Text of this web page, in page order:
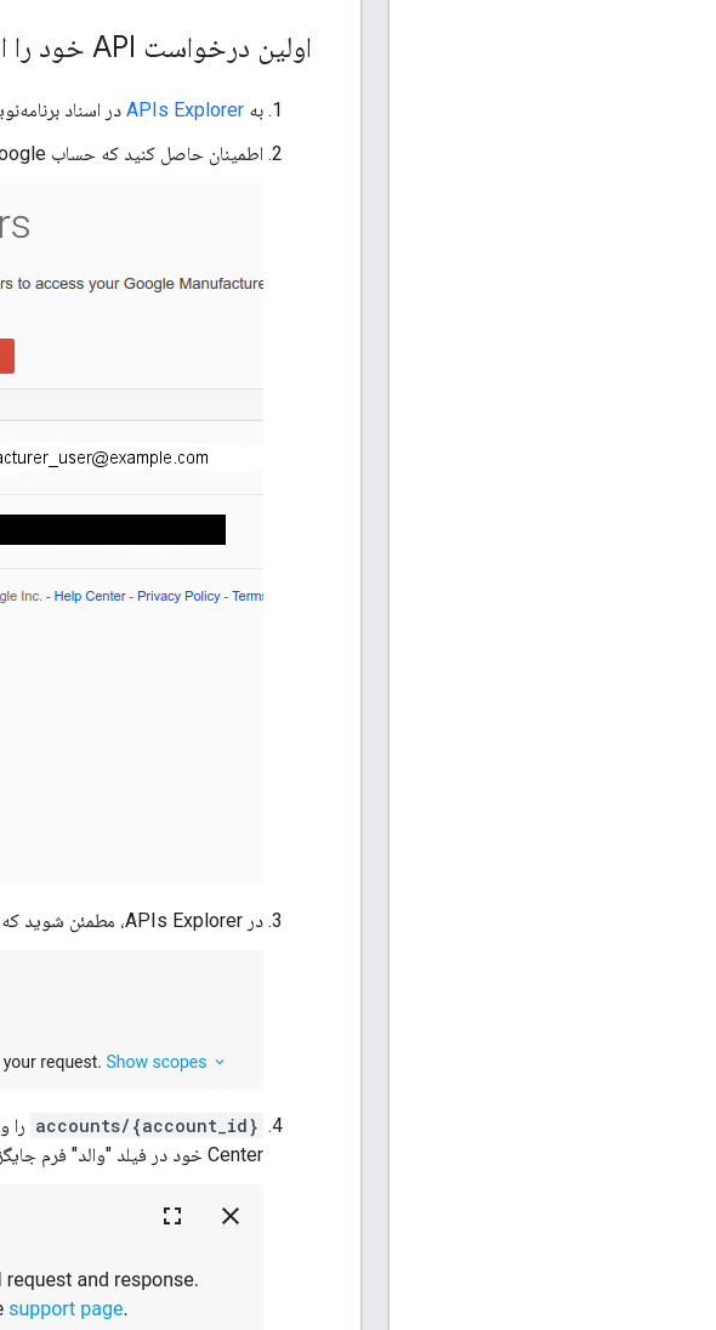
اولین درخواست API خود را انجام دهید (بدون خط کد!)
به APIs Explorer در اسناد
اطمینان حاصل کنید که حساب Google وارد شده در تنظیمات «کاربران» در برگه تنظیمات فهرست شده است.
در APIs Explorer، مطمئن شوید که
accounts/{account_id} را
Center خود در فیلد "والد" فرم جایگزین کنید و روی